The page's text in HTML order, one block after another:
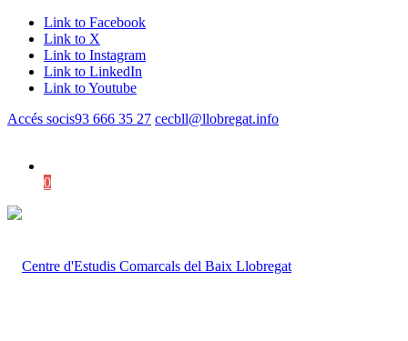
Link to Facebook
Link to X
Link to Instagram
Link to LinkedIn
Link to Youtube
Accés socis93 666 35 27 cecbll@llobregat.info
0